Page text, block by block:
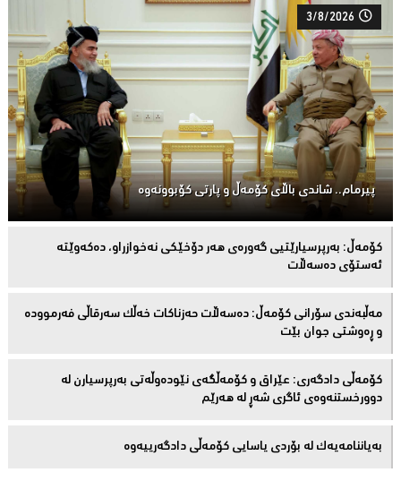
3/8/2026
پیرمام.. شاندی باڵای كۆمه‌ڵ و پارتی كۆبوونه‌وه‌
كۆمەڵ: بەرپرسیارێتیی گەورەی هەر دۆخێکی نەخوازراو، دەكەوێتە
ئەستۆی دەسەڵات
مەڵبەندى سۆرانى کۆمەڵ: دەسەڵات حەزناکات خەڵک سەرقاڵى فەرموودە
و ڕەوشتى جوان بێت
کۆمەڵى دادگەرى: عێراق و كۆمەڵگەی نێودەوڵەتی بەرپرسیارن لە
دوورخستنەوەى ئاگری شەڕ لە هەرێم
بەیاننامەیەک لە بۆردی یاسایی کۆمەڵی دادگەرییەوە